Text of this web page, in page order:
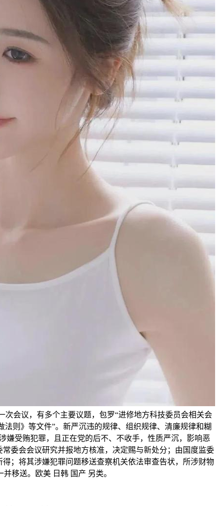
次会议，有多个主要议题，包罗“进修地方科技委员会相关会
法则》等文件”。新严沉违的规律、组织规律、清廉规律和糊
嫌受贿犯罪，且正在党的后不、不收手，性质严沉，影响恶
委会会议研究并报地方核准，决定赐与新处分；由国度监委
；将其涉嫌犯罪问题移送查察机关依法审查告状，所涉财物
并移送。欧美 日韩 国产 另类。